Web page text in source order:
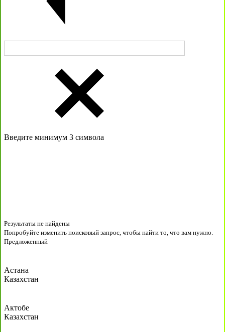
Введите минимум 3 символа
Результаты не найдены
Попробуйте изменить поисковый запрос, чтобы найти то, что вам нужно.
Предложенный
Астана
Казахстан
Актобе
Казахстан